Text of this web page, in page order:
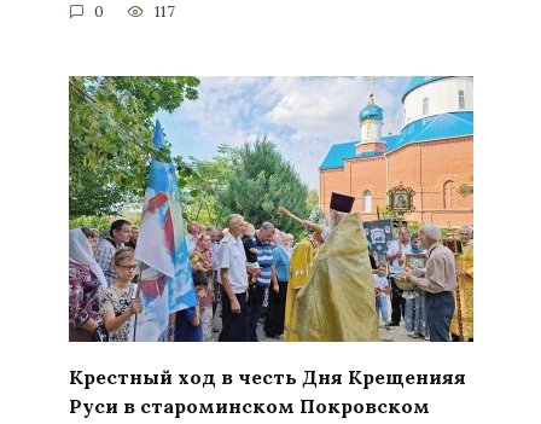
0 117
Крестный ход в честь Дня Крещенияя
Руси в староминском Покровском